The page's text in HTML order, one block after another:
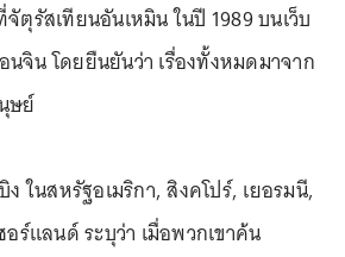
ตุรัสเทียนอันเหมิน ในปี 1989 บนเว็บ
นจิน โดยยืนยันว่า เรื่องทั้งหมดมาจาก
ษย์
ในสหรัฐอเมริกา, สิงคโปร์, เยอรมนี,
อร์แลนด์ ระบุว่า เมื่อพวกเขาค้น